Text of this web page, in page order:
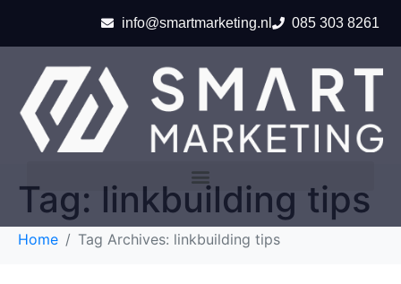
info@smartmarketing.nl 085 303 8261
Tag: linkbuilding tips
Home Tag Archives: linkbuilding tips